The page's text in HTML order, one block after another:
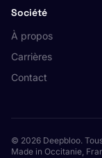
Société
À propos
Carrières
Contact
© 2026 Deepbloo.
Made in Occitanie,